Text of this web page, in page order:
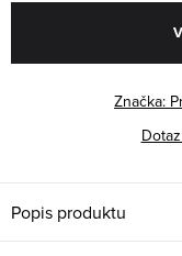
Značka:
Popis produktu